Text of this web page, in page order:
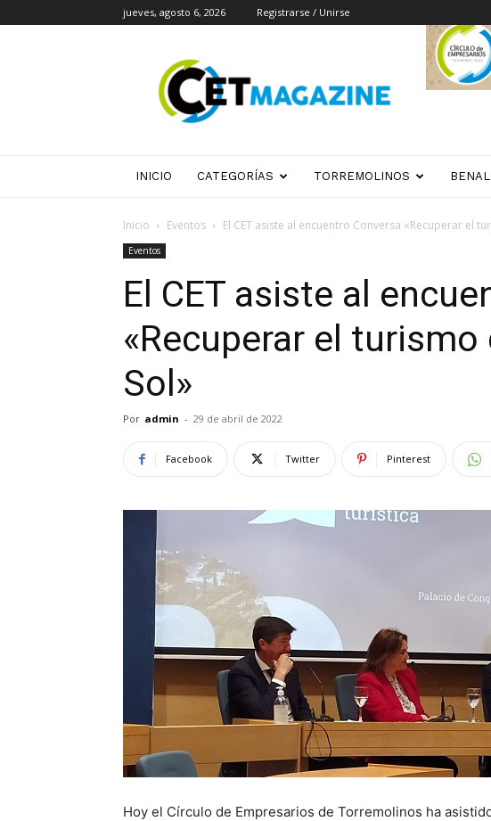
jueves, agosto 6, 2026 Registrarse / Unirse
INICIO CATEGORÍAS TORREMOLINOS
Inicio Eventos El CET asiste al encuentro Conversa «Recuperar el
Eventos
El CET asiste al
«Recuperar el turismo
Sol»
Por admin - 29 de abril de 2022
Facebook Twitter Pinterest
Hoy el Círculo de Empresarios de Torremolinos ha